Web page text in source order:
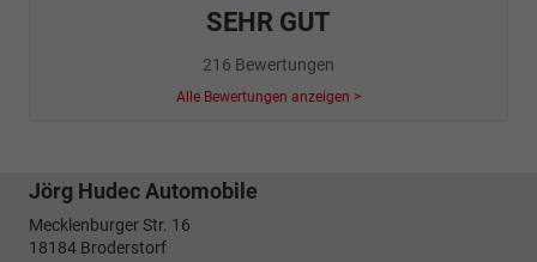
SEHR GUT
216 Bewertungen
Alle Bewertungen anzeigen >
Jörg Hudec Automobile
Mecklenburger Str. 16
18184 Broderstorf